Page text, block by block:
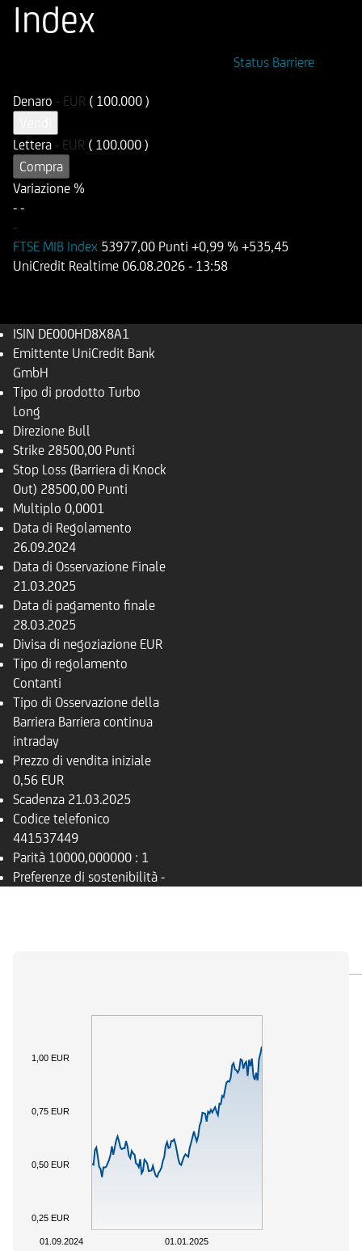
Index
Status Barriere
Denaro - EUR ( 100.000 )
Lettera - EUR ( 100.000 )
Compra
Variazione %
- -
-
FTSE MIB Index 53977,00 Punti +0,99 % +535,45
UniCredit Realtime 06.08.2026 - 13:58
ISIN DE000HD8X8A1
Emittente UniCredit Bank
GmbH
Tipo di prodotto Turbo
Long
Direzione Bull
Strike 28500,00 Punti
Stop Loss (Barriera di Knock
Out) 28500,00 Punti
Multiplo 0,0001
Data di Regolamento
26.09.2024
Data di Osservazione Finale
21.03.2025
Data di pagamento finale
28.03.2025
Divisa di negoziazione EUR
Tipo di regolamento
Contanti
Tipo di Osservazione della
Barriera Barriera continua
intraday
Prezzo di vendita iniziale
0,56 EUR
Scadenza 21.03.2025
Codice telefonico
441537449
Parità 10000,000000 : 1
Preferenze di sostenibilità -
01.01.2025
01.09.2024
0,25 EUR
0,50 EUR
0,75 EUR
1,00 EUR